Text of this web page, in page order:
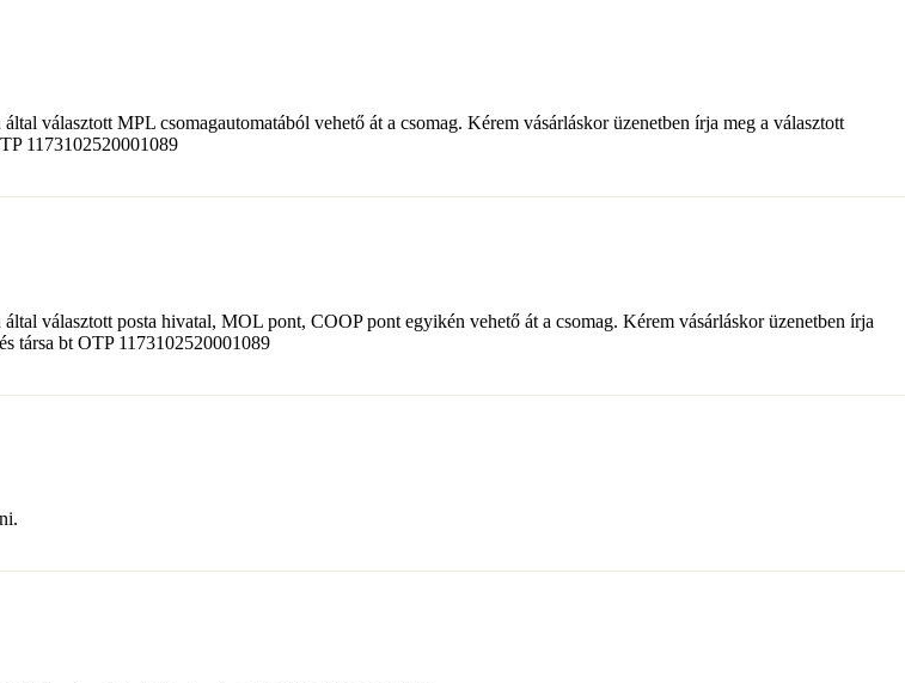
választott MPL csomagautomatából vehető át a csomag. Kérem vásárláskor üzenetben írja meg a választott
1173102520001089
választott posta hivatal, MOL pont, COOP pont egyikén vehető át a csomag. Kérem vásárláskor üzenetben írja
társa bt OTP 1173102520001089